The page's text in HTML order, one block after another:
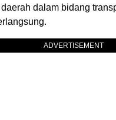
dalam bidang
ADVERTISEMENT